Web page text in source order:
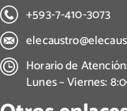
+593-7-410-3073
Horario de Atención:
Lunes – Viernes: